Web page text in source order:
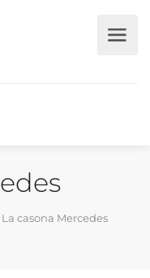
La casona Mercedes